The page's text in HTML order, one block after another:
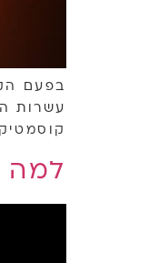
בפעם
עשרות
למה